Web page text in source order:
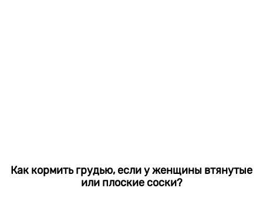
Как кормить грудью, если у женщины втянутые
или плоские соски?